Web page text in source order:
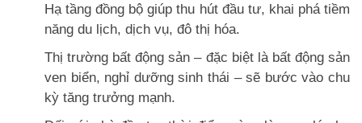
Hạ tầng đồng bộ giúp thu hút đầu tư, khai phá tiềm
năng du lịch, dịch vụ, đô thị hóa.
Thị trường bất động sản – đặc biệt là bất động sản
ven biển, nghỉ dưỡng sinh thái – sẽ bước vào chu
kỳ tăng trưởng mạnh.